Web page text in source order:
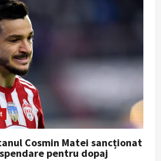
Cosmin Matei sancționat
pentru dopaj